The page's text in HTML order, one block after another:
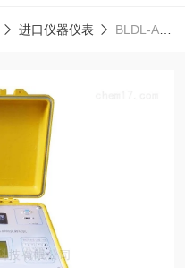
进口仪器仪表 BLDL-ABLDL-A变压器低电压短路阻抗测试仪